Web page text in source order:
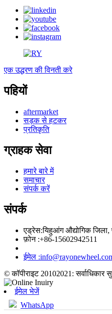
एक उद्धरण की विनती करे
पहियों
aftermarket
सड़क से हटकर
प्रतिकृति
ग्राहक सेवा
हमारे बारे में
समाचार
संपर्क करें
संपर्क
एड्रेस:यिहुआंग औद्योगिक जिला,
फ़ोन :+86-15602942511
ईमेल :
© कॉपीराइट 20102021: सर्वाधिकार
ईमेल भेजें
WhatsApp